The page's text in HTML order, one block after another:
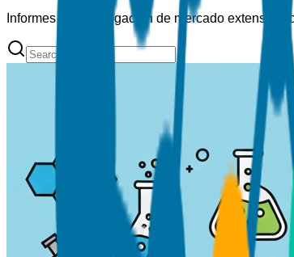
Informes de investigación de mercado extensos